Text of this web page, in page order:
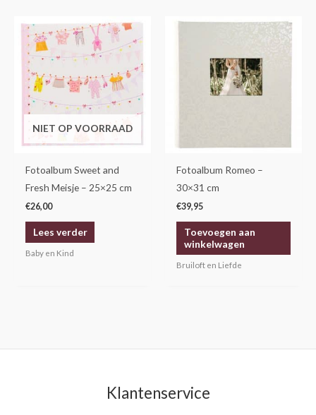
NIET OP VOORRAAD
Fotoalbum Sweet and
Fresh Meisje – 25×25 cm
€26,00
Lees verder
Baby en Kind
Fotoalbum Romeo –
30×31 cm
€39,95
Toevoegen aan
winkelwagen
Bruiloft en Liefde
Klantenservice